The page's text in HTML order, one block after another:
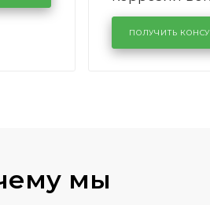
лобового
районе
Volkswagen
ПОЛУЧИТЬ
мы